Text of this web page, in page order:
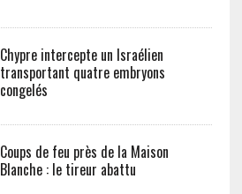
Chypre intercepte un Israélien
transportant quatre embryons
congelés
Coups de feu près de la Maison
Blanche : le tireur abattu